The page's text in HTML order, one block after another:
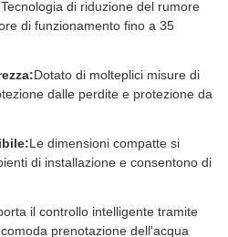
Tecnologia di riduzione del rumore
di funzionamento fino a 35
Dotato di molteplici misure di
dalle perdite e protezione da
Le dimensioni compatte si
di installazione e consentono di
il controllo intelligente tramite
prenotazione dell'acqua